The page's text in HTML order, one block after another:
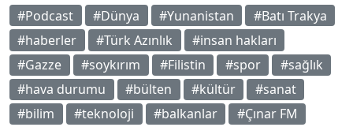
#Podcast #Dünya #Yunanistan
#Batı Trakya
#haberler
#Türk Azınlık
#insan hakları
#Gazze
#soykırım #Filistin #spor
#sağlık
#hava durumu
#bülten #kültür
#sanat
#bilim
#teknoloji #balkanlar
#Çınar FM